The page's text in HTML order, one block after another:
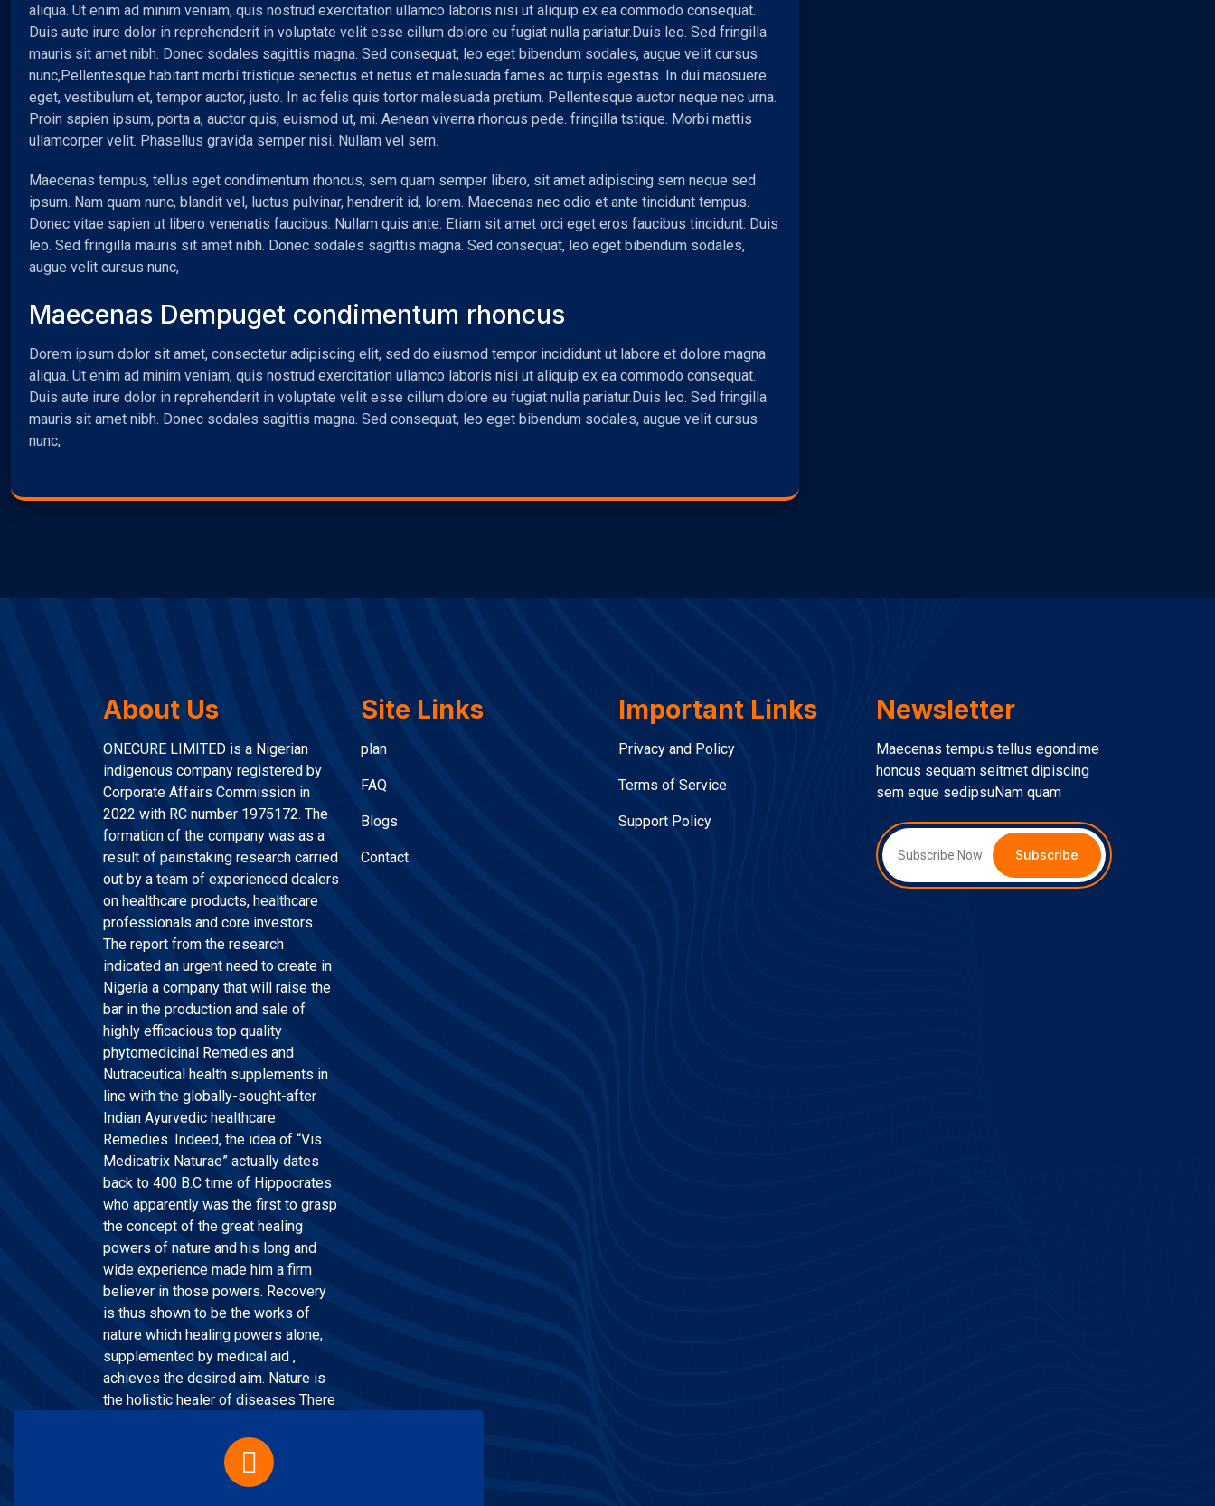
aliqua. Ut enim ad minim veniam, quis nostrud exercitation ullamco laboris nisi ut aliquip ex ea commodo consequat.
Duis aute irure dolor in reprehenderit in voluptate velit esse cillum dolore eu fugiat nulla pariatur.Duis leo. Sed fringilla
mauris sit amet nibh. Donec sodales sagittis magna. Sed consequat, leo eget bibendum sodales, augue velit cursus
nunc,Pellentesque habitant morbi tristique senectus et netus et malesuada fames ac turpis egestas. In dui maosuere
eget, vestibulum et, tempor auctor, justo. In ac felis quis tortor malesuada pretium. Pellentesque auctor neque nec urna.
Proin sapien ipsum, porta a, auctor quis, euismod ut, mi. Aenean viverra rhoncus pede. fringilla tstique. Morbi mattis
ullamcorper velit. Phasellus gravida semper nisi. Nullam vel sem.
Maecenas tempus, tellus eget condimentum rhoncus, sem quam semper libero, sit amet adipiscing sem neque sed
ipsum. Nam quam nunc, blandit vel, luctus pulvinar, hendrerit id, lorem. Maecenas nec odio et ante tincidunt tempus.
Donec vitae sapien ut libero venenatis faucibus. Nullam quis ante. Etiam sit amet orci eget eros faucibus tincidunt. Duis
leo. Sed fringilla mauris sit amet nibh. Donec sodales sagittis magna. Sed consequat, leo eget bibendum sodales,
augue velit cursus nunc,
Maecenas Dempuget condimentum rhoncus
Dorem ipsum dolor sit amet, consectetur adipiscing elit, sed do eiusmod tempor incididunt ut labore et dolore magna
aliqua. Ut enim ad minim veniam, quis nostrud exercitation ullamco laboris nisi ut aliquip ex ea commodo consequat.
Duis aute irure dolor in reprehenderit in voluptate velit esse cillum dolore eu fugiat nulla pariatur.Duis leo. Sed fringilla
mauris sit amet nibh. Donec sodales sagittis magna. Sed consequat, leo eget bibendum sodales, augue velit cursus
nunc,
About Us
ONECURE LIMITED is a Nigerian
indigenous company registered by
Corporate Affairs Commission in
2022 with RC number 1975172. The
formation of the company was as a
result of painstaking research carried
out by a team of experienced dealers
on healthcare products, healthcare
professionals and core investors.
The report from the research
indicated an urgent need to create in
Nigeria a company that will raise the
bar in the production and sale of
highly efficacious top quality
phytomedicinal Remedies and
Nutraceutical health supplements in
line with the globally-sought-after
Indian Ayurvedic healthcare
Remedies. Indeed, the idea of “Vis
Medicatrix Naturae” actually dates
back to 400 B.C time of Hippocrates
who apparently was the first to grasp
the concept of the great healing
powers of nature and his long and
wide experience made him a firm
believer in those powers. Recovery
is thus shown to be the works of
nature which healing powers alone,
supplemented by medical aid ,
achieves the desired aim. Nature is
the holistic healer of diseases There
Energy and wherever there is one
disease , there is ONECURE.
Site Links
plan
FAQ
Blogs
Contact
Important Links
Privacy and Policy
Terms of Service
Support Policy
Newsletter
Maecenas tempus tellus egondime
honcus sequam seitmet dipiscing
sem eque sedipsuNam quam
Subscribe